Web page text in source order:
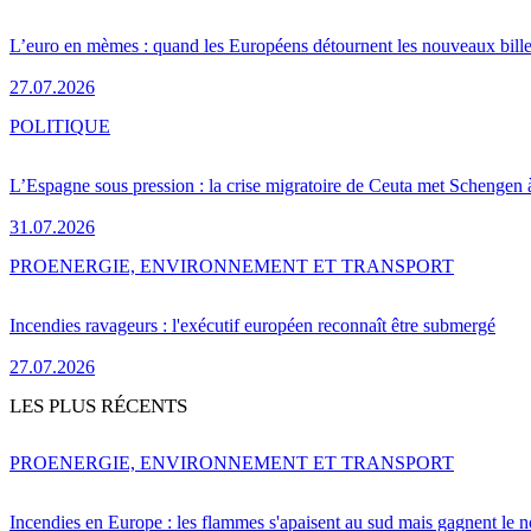
L’euro en mèmes : quand les Européens détournent les nouveaux
27.07.2026
L’Espagne sous pression : la crise migratoire de Ceuta met Schengen
31.07.2026
POLITIQUE
Incendies ravageurs : l'exécutif européen reconnaît être submergé
27.07.2026
PROENERGIE, ENVIRONNEMENT ET TRANSPORT
LES PLUS RÉCENTS
Incendies en Europe : les flammes s'apaisent au sud mais gagnent le
PROENERGIE, ENVIRONNEMENT ET TRANSPORT